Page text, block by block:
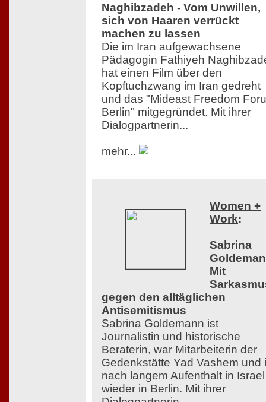
Naghibzadeh - Vom Unwillen,
sich von Haaren verrückt
machen zu lassen
Die im Iran aufgewachsene
Pädagogin Fathiyeh
hat einen Film über den
Kopftuchzwang im Iran gedreht
und das "Mideast Freedom
Berlin" mitgegründet. Mit ihrer
Dialogpartnerin...
mehr...
Women +
Work:
Sabrina
Mit
gegen den alltäglichen
Antisemitismus
Sabrina Goldemann ist
Journalistin und historische
Beraterin, war Mitarbeiterin der
Gedenkstätte Yad Vashem und
nach langem Aufenthalt in Israel
wieder in Berlin. Mit ihrer